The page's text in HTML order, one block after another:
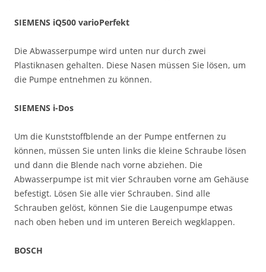
SIEMENS iQ500 varioPerfekt
Die Abwasserpumpe wird unten nur durch zwei
Plastiknasen gehalten. Diese Nasen müssen Sie lösen, um
die Pumpe entnehmen zu können.
SIEMENS i-Dos
Um die Kunststoffblende an der Pumpe entfernen zu
können, müssen Sie unten links die kleine Schraube lösen
und dann die Blende nach vorne abziehen. Die
Abwasserpumpe ist mit vier Schrauben vorne am Gehäuse
befestigt. Lösen Sie alle vier Schrauben. Sind alle
Schrauben gelöst, können Sie die Laugenpumpe etwas
nach oben heben und im unteren Bereich wegklappen.
BOSCH